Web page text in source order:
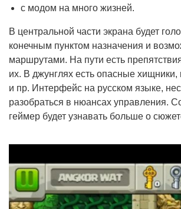
с модом на много жизней.
В центральной части экрана будет
конечным пунктом назначения и
маршрутами. На пути есть
их. В джунглях есть опасные
и пр. Интерфейс на русском языке,
разобраться в нюансах управления.
геймер будет узнавать больше о